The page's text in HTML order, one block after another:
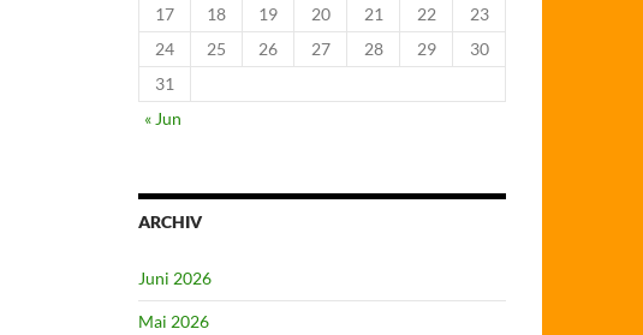
17
18 19 20 21 22
23
24
25 26 27 28 29
30
31
« Jun
ARCHIV
Juni 2026
Mai 2026